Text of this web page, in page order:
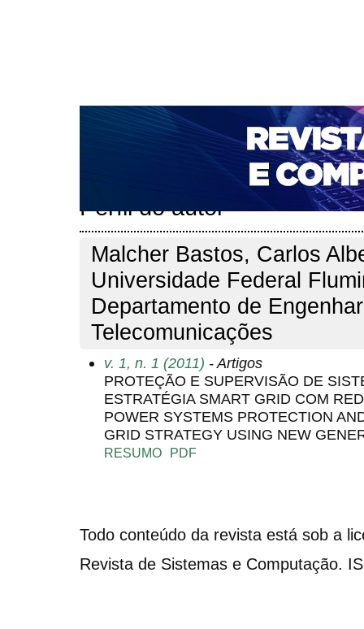
CAPA SOBRE ACESSO CADASTRO
NOTÍCIAS
PORTAL DE REVISTAS DA UNIFACS
PARA AVALIADORES
NOVA SUBMISSÃO
Perfil do autor
Malcher Bastos, Carlos
Universidade Federal
Departamento de
Telecomunicações
v. 1, n. 1 (2011) - Artigos
PROTEÇÃO E SUPERVISÃO DE
ESTRATÉGIA SMART GRID COM
POWER SYSTEMS PROTECTION
GRID STRATEGY USING NEW
RESUMO PDF
Todo conteúdo da revista está sob a
Revista de Sistemas e Computação.